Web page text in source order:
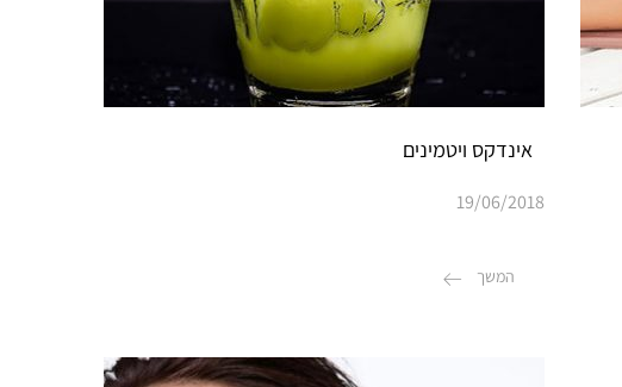
אינדקס ויטמינים
19/06/2018
המשך